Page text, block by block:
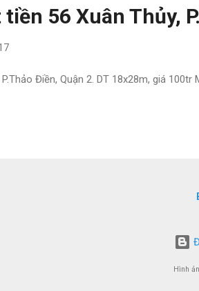
56 Xuân Thủy,
Điền, Quận 2. DT 18x28m, giá 100tr
Hình